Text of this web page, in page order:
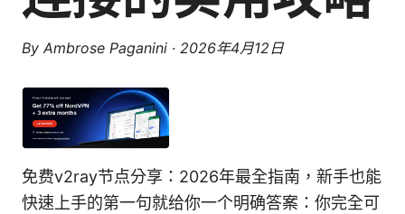
By Ambrose Paganini · 2026年4月12日
免费v2ray节点分享：2026年最全指南，新手也能
快速上手的第一句就给你一个明确答案：你完全可